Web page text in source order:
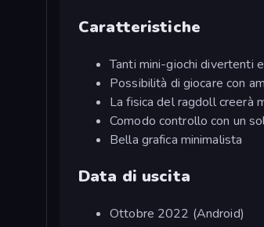
Caratteristiche
Tanti mini-giochi divertenti
Possibilità di giocare con
La fisica del ragdoll creerà
Comodo controllo con un
Bella grafica minimalista
Data di uscita
Ottobre 2022 (Android)